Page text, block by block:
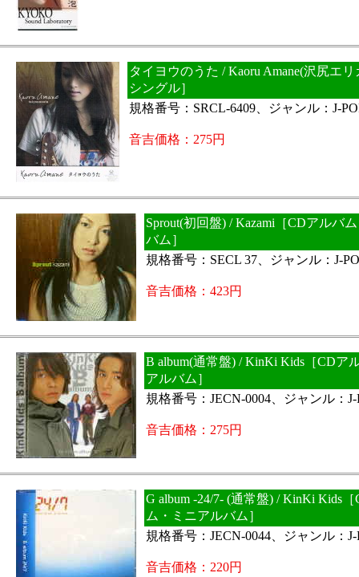
タイヨウのうた / Kaoru Amane(沢尻エ
シングル］
規格番号：SRCL-6409、ジャンル：J-
音吉価格：275円
Sprout(初回盤) / Kazami［CDアルバ
バム］
規格番号：SECL 37、ジャンル：J-
音吉価格：423円
B album(通常盤) / KinKi Kids［CDア
アルバム］
規格番号：JECN-0004、ジャンル：J-
音吉価格：275円
G album -24/7- (通常盤) / KinKi Kids
ム・ミニアルバム］
規格番号：JECN-0044、ジャンル：J-
音吉価格：220円